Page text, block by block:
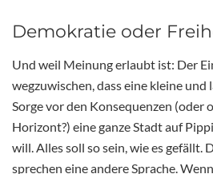
Demokratie oder
Und weil Meinung erlaubt ist: Der
wegzuwischen, dass eine kleine
Sorge vor den Konsequenzen (oder
Horizont?) eine ganze Stadt auf
will. Alles soll so sein, wie es gefällt.
sprechen eine andere Sprache.